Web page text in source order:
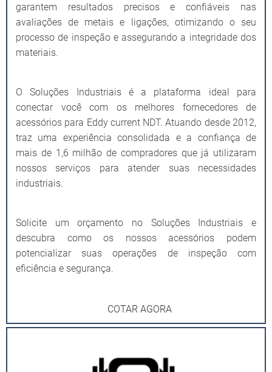
garantem resultados precisos e confiáveis nas
avaliações de metais e ligações, otimizando o seu
processo de inspeção e assegurando a integridade dos
materiais.
O Soluções Industriais é a plataforma ideal para
conectar você com os melhores fornecedores de
acessórios para Eddy current NDT. Atuando desde 2012,
traz uma experiência consolidada e a confiança de
mais de 1,6 milhão de compradores que já utilizaram
nossos serviços para atender suas necessidades
industriais.
Solicite um orçamento no Soluções Industriais e
descubra como os nossos acessórios podem
potencializar suas operações de inspeção com
eficiência e segurança.
COTAR AGORA